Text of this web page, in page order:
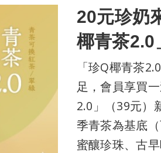
20元珍奶
椰青茶2.0
「珍Q椰青茶
足，會員享買
2.0」（39元）
季青茶為基底
蜜釀珍珠、古